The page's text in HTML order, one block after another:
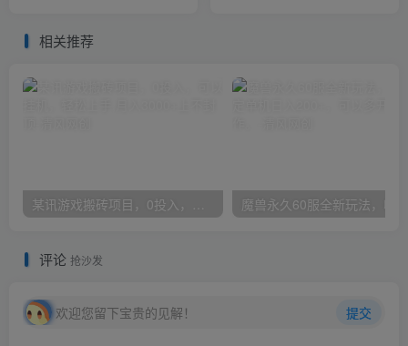
相关推荐
某讯游戏搬砖项目，0投入，可以挂机，轻松上手,月入3000+上不封顶
评论 抢沙发
欢迎您留下宝贵的见解！ 提交